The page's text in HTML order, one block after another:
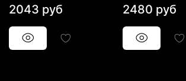
2043 руб 2480 руб